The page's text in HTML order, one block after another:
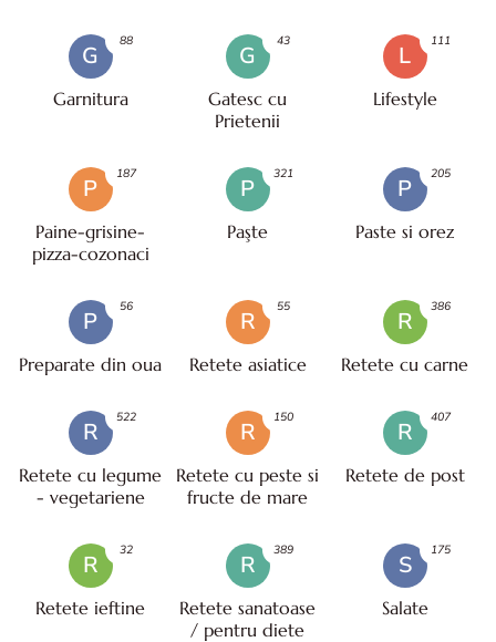
G
Garnitura
88
G
Gatesc cu
Prietenii
43
L
Lifestyle
111
P
Paine-grisine-
pizza-cozonaci
187
P
Paşte
321
P
Paste si orez
205
P
Preparate din oua
56
R
Retete asiatice
55
R
Retete cu carne
386
R
Retete cu legume
- vegetariene
522
R
Retete cu peste si
fructe de mare
150
R
Retete de post
407
R
Retete ieftine
32
R
Retete sanatoase
/ pentru diete
389
S
Salate
175